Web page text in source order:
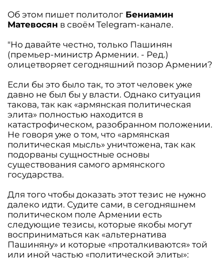
Об этом пишет политолог Бениамин
Матевосян в своём Telegram-канале.
"Но давайте честно, только Пашинян
(премьер-министр Армении. - Ред.)
олицетворяет сегодняшний позор Армении?
Если бы это было так, то этот человек уже
давно не был бы у власти. Однако ситуация
такова, так как «армянская политическая
элита» полностью находится в
катастрофическом, разобранном положении.
Не говоря уже о том, что «армянская
политическая мысль» уничтожена, так как
подорваны сущностные основы
существования самого армянского
государства.
Для того чтобы доказать этот тезис не нужно
далеко идти. Судите сами, в сегодняшнем
политическом поле Армении есть
следующие тезисы, которые якобы могут
восприниматься как «альтернатива
Пашиняну» и которые «проталкиваются» той
или иной частью «политической элиты»: